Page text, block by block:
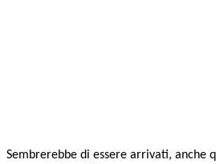
Sembrerebbe di essere arrivati, anche